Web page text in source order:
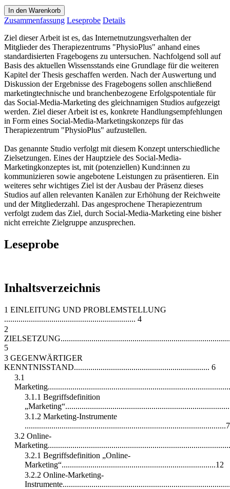
In den Warenkorb
Zusammenfassung Leseprobe Details
Ziel dieser Arbeit ist es, das Internetnutzungsverhalten der
Mitglieder des Therapiezentrums "PhysioPlus" anhand eines
standardisierten Fragebogens zu untersuchen. Nachfolgend soll auf
Basis des aktuellen Wissensstands eine Grundlage für die weiteren
Kapitel der Thesis geschaffen werden. Nach der Auswertung und
Diskussion der Ergebnisse des Fragebogens sollen anschließend
marketingtechnische und branchenbezogene Erfolgspotentiale für
das Social-Media-Marketing des gleichnamigen Studios aufgezeigt
werden. Ziel dieser Arbeit ist es, konkrete Handlungsempfehlungen
in Form eines Social-Media-Marketingskonzeps für das
Therapiezentrum "PhysioPlus" aufzustellen.
Das genannte Studio verfolgt mit diesem Konzept unterschiedliche
Zielsetzungen. Eines der Hauptziele des Social-Media-
Marketingkonzeptes ist, mit (potenziellen) Kund:innen zu
kommunizieren sowie angebotene Leistungen zu präsentieren. Ein
weiteres sehr wichtiges Ziel ist der Ausbau der Präsenz dieses
Studios auf allen relevanten Kanälen zur Erhöhung der Reichweite
und der Mitgliederzahl. Das angesprochene Therapiezentrum
verfolgt zudem das Ziel, durch Social-Media-Marketing eine bisher
nicht erreichte Zielgruppe anzusprechen.
Leseprobe
Inhaltsverzeichnis
1 EINLEITUNG UND PROBLEMSTELLUNG
................................................................ 4
2
5
3 GEGENWÄRTIGER
KENNTNISSTAND.................................................................. 6
3.1
3.1.1 Begriffsdefinition
3.1.2 Marketing-Instrumente
..................................................................................................7
3.2 Online-
3.2.1 Begriffsdefinition „Online-
Marketing“...........................................................................12
3.2.2 Online-Marketing-